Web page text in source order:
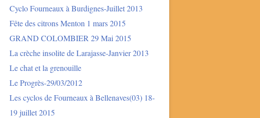
Cyclo Fourneaux à Burdignes-Juillet 2013
Fête des citrons Menton 1 mars 2015
GRAND COLOMBIER 29 Mai 2015
La crèche insolite de Larajasse-Janvier 2013
Le chat et la grenouille
Le Progrès-29/03/2012
Les cyclos de Fourneaux à Bellenaves(03) 18-
19 juillet 2015